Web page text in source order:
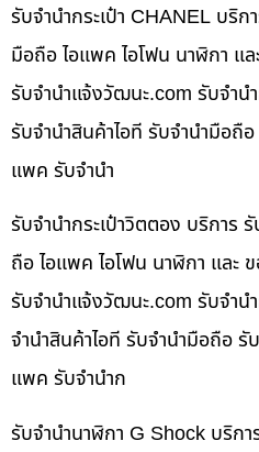
รับจำนำกระเป๋า CHANEL บริก
มือถือ ไอแพค ไอโฟน นาฬิกา แ
รับจํานําแจ้งวัฒนะ.com รับจำน
รับจำนำสินค้าไอที รับจำนำมือถื
แพค รับจำนำ
รับจำนำกระเป๋าวิตตอง บริการ
ถือ ไอแพค ไอโฟน นาฬิกา และ
รับจํานําแจ้งวัฒนะ.com รับจำน
จำนำสินค้าไอที รับจำนำมือถือ รั
แพค รับจำนำก
รับจำนำนาฬิกา G Shock บริกา